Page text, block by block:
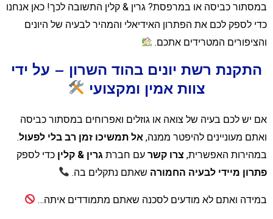
כביסה או במרפסת? גרין & קלין התשובה לכך! כאן אנחנו
לספק לכם את הפתרון האידיאלי והמהיר לבעיה של היונים
המטרידים אתכם.
התקנת רשת יונים בהוד השרון – על ידי
צוות אמין ומקצועי
יש לכם בעיה של צואה או גוזלים ואפרוחים במסתור כביסה
מעוניינים להיפטר ממנה,אל תמשיכו זמן רב בלי לפעול.
האפשרית,צרו קשרעם חברתגרין& קליןכדי לספק
מיידי לבעיה החמורהשאתם נתקלים בה.
ואתם לא מודעים לסכנה שאתם מתמודדים איתה…